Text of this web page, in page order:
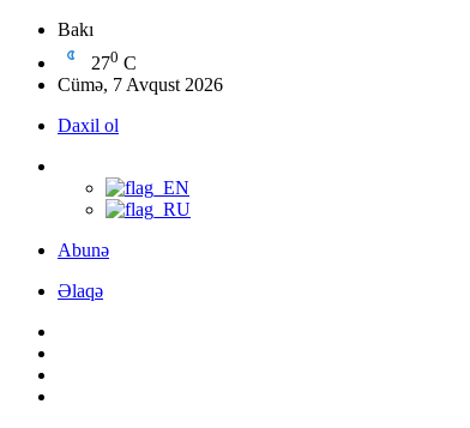
Bakı
270 C
Cümə, 7 Avqust 2026
Daxil ol
Abunə
Əlaqə